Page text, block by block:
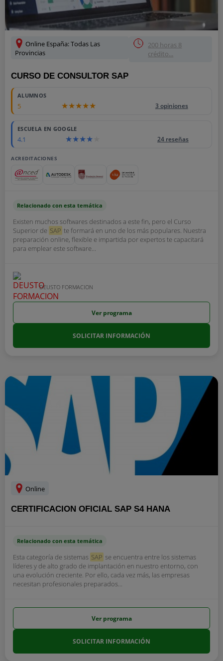
Online España: Todas Las
Provincias
200 horas 8
crédito...
CURSO DE CONSULTOR SAP
ALUMNOS
5 3 opiniones
ESCUELA EN GOOGLE
4.1 24 reseñas
ACREDITACIONES
Relacionado con esta temática
Existen muchos softwares destinados a este fin, pero el Curso
Superior de SAP te formará en uno de los más populares. Nuestra
preparación online, flexible e impartida por expertos te capacitará
para emplear este software...
DEUSTO FORMACION
Ver programa
SOLICITAR INFORMACIÓN
Online
CERTIFICACION OFICIAL SAP S4 HANA
Relacionado con esta temática
Esta categoría de sistemas SAP se encuentra entre los sistemas
líderes y de alto grado de implantación en nuestro entorno, con
una evolución creciente. Por ello, cada vez más, las empresas
necesitan profesionales preparados...
Ver programa
SOLICITAR INFORMACIÓN